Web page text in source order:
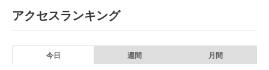
アクセスランキング
今日 週間 月間